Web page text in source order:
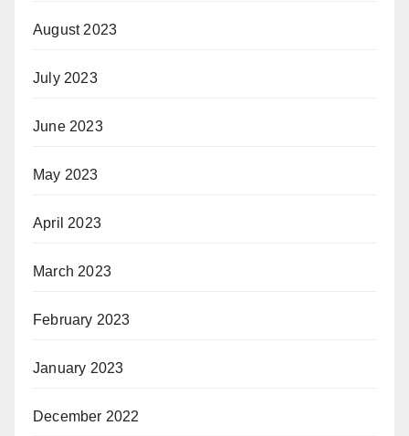
August 2023
July 2023
June 2023
May 2023
April 2023
March 2023
February 2023
January 2023
December 2022